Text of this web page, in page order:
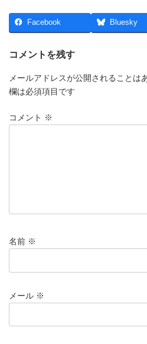
c
e
b
o
o
st
o
d
o
n
ail
Facebook Bluesky
コメントを残す
メールアドレスが公開されることは
欄は必須項目です
コメント ※
名前 ※
メール ※